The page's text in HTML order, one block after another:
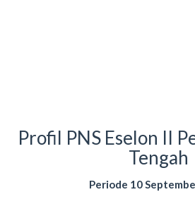
Profil PNS Eselon II
Tengah
Periode 10